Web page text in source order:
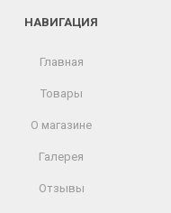
НАВИГАЦИЯ
Главная
Товары
О магазине
Галерея
Отзывы